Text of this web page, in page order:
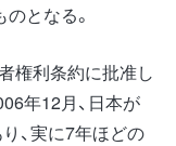
となる。
権利条約に批准し
年12月、日本が
、実に7年ほどの